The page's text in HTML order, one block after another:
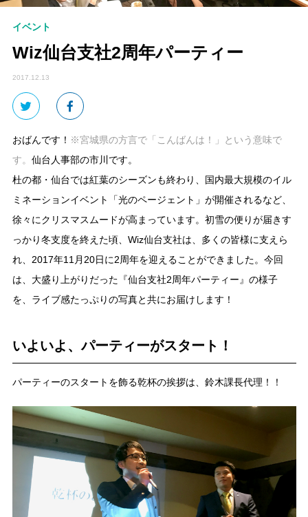
イベント
Wiz仙台支社2周年パーティー
2017.12.13
おばんです！ ※宮城県の方言で「こんばんは！」という意味で
す。 仙台人事部の市川です。
杜の都・仙台では紅葉のシーズンも終わり、国内最大規模のイル
ミネーションイベント「光のページェント」が開催されるなど、
徐々にクリスマスムードが高まっています。初雪の便りが届きす
っかり冬支度を終えた頃、Wiz仙台支社は、多くの皆様に支えら
れ、2017年11月20日に2周年を迎えることができました。今回
は、大盛り上がりだった『仙台支社2周年パーティー』の様子
を、ライブ感たっぷりの写真と共にお届けします！
いよいよ、パーティーがスタート！
パーティーのスタートを飾る乾杯の挨拶は、鈴木課長代理！！